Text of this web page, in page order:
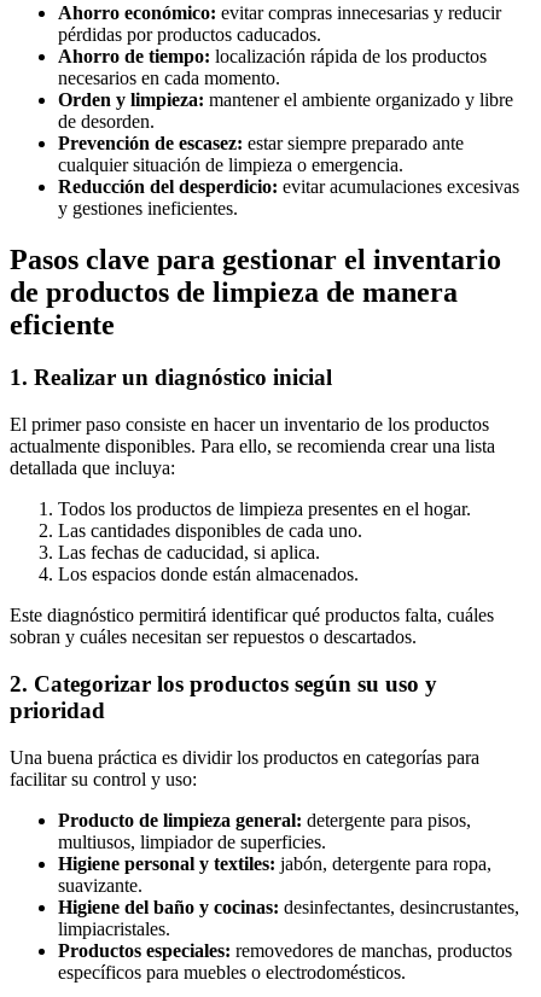
Ahorro económico: evitar compras innecesarias y reducir
pérdidas por productos caducados.
Ahorro de tiempo: localización rápida de los productos
necesarios en cada momento.
Orden y limpieza: mantener el ambiente organizado y libre
de desorden.
Prevención de escasez: estar siempre preparado ante
cualquier situación de limpieza o emergencia.
Reducción del desperdicio: evitar acumulaciones excesivas
y gestiones ineficientes.
Pasos clave para gestionar el inventario
de productos de limpieza de manera
eficiente
1. Realizar un diagnóstico inicial
El primer paso consiste en hacer un inventario de los productos
actualmente disponibles. Para ello, se recomienda crear una lista
detallada que incluya:
Todos los productos de limpieza presentes en el hogar.
Las cantidades disponibles de cada uno.
Las fechas de caducidad, si aplica.
Los espacios donde están almacenados.
Este diagnóstico permitirá identificar qué productos falta, cuáles
sobran y cuáles necesitan ser repuestos o descartados.
2. Categorizar los productos según su uso y
prioridad
Una buena práctica es dividir los productos en categorías para
facilitar su control y uso:
Producto de limpieza general: detergente para pisos,
multiusos, limpiador de superficies.
Higiene personal y textiles: jabón, detergente para ropa,
suavizante.
Higiene del baño y cocinas: desinfectantes, desincrustantes,
limpiacristales.
Productos especiales: removedores de manchas, productos
específicos para muebles o electrodomésticos.